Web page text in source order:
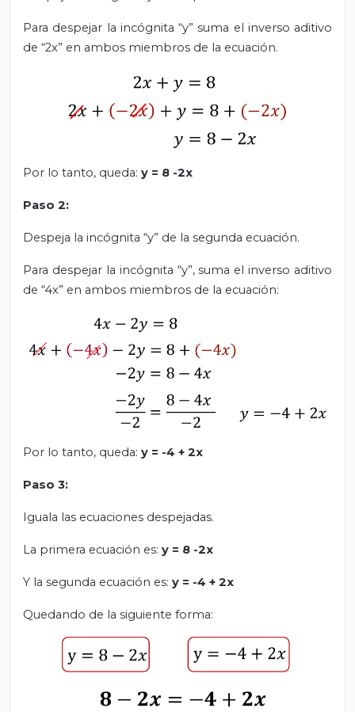
Para despejar la incógnita “y” suma el inverso aditivo
de “2x” en ambos miembros de la ecuación.
Por lo tanto, queda: y = 8 -2x
Paso 2:
Despeja la incógnita “y” de la segunda ecuación.
Para despejar la incógnita “y”, suma el inverso aditivo
de “4x” en ambos miembros de la ecuación:
Por lo tanto, queda: y = -4 + 2x
Paso 3:
Iguala las ecuaciones despejadas.
La primera ecuación es: y = 8 -2x
Y la segunda ecuación es: y = -4 + 2x
Quedando de la siguiente forma: